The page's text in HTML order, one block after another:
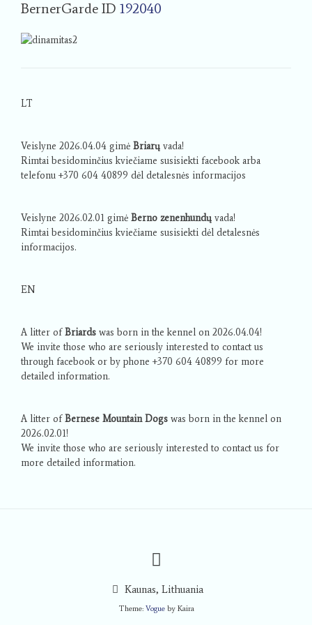
BernerGarde ID 192040
LT
Veislyne 2026.04.04 gimė Briarų vada!
Rimtai besidominčius kviečiame susisiekti facebook arba
telefonu +370 604 40899 dėl detalesnės informacijos
Veislyne 2026.02.01 gimė Berno zenenhundų vada!
Rimtai besidominčius kviečiame susisiekti dėl detalesnės
informacijos.
EN
A litter ofBriards was born in the kennel on 2026.04.04!
We invite those who are seriously interested to contact us
through facebook or by phone +370 604 40899 for more
detailed information.
A litter ofBernese Mountain Dogs was born in the kennel on
2026.02.01!
We invite those who are seriously interested to contact us for
more detailed information.
Kaunas, Lithuania
Theme: Vogueby Kaira